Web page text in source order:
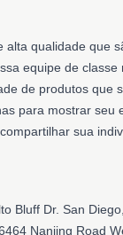
alta qualidade que
equipe de classe
de produtos que
para mostrar seu
sua
Bluff Dr. San
Nanjing Road